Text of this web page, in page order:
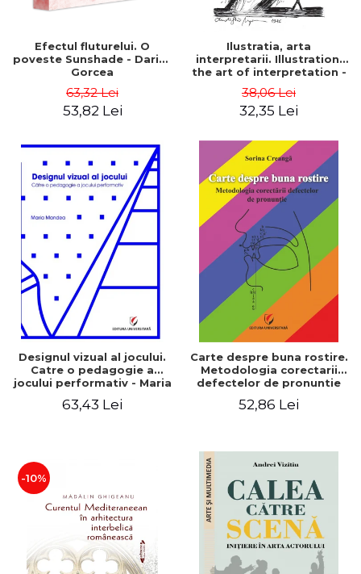
Efectul fluturelui. O
poveste Sunshade - Darius
Gorcea
63,32 Lei
53,82 Lei
Ilustratia, arta
interpretarii. Illustration,
the art of interpretation -
38,06 Lei
32,35 Lei
Designul vizual al jocului.
Catre o pedagogie a
jocului performativ - Maria
63,43 Lei
Carte despre buna rostire.
Metodologia corectarii
defectelor de pronuntie
52,86 Lei
-10%